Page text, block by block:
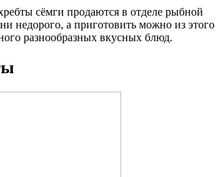
сёмги продаются в отделе рыбной
недорого, а приготовить можно из этого
разнообразных вкусных блюд.